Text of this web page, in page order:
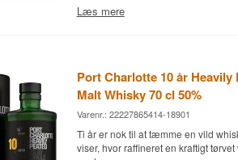
Port Charlotte 2013 PMC:01 er en
victorianske anlæg på Islays
ubrændte kernesortiment. PMC:01
den sjette flaske i Cask Exploration-
forskellige fadtyper gør ved den
Whiskyen blev destilleret i 2013 og
bourbon-fade, før den i 2017 blev
Læs mere
Port Charlotte 10 år
Malt Whisky 70 cl 50%
Varenr.: 22227865414-18901
Ti år er nok til at tæmme en vild
viser, hvor raffineret en kraftigt